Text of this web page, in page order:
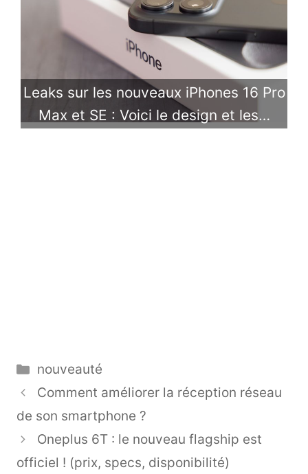
Leaks sur les nouveaux iPhones 16 Pro
Max et SE : Voici le design et les…
Catégories
nouveauté
Comment améliorer la réception réseau
de son smartphone ?
Oneplus 6T : le nouveau flagship est
officiel ! (prix, specs, disponibilité)